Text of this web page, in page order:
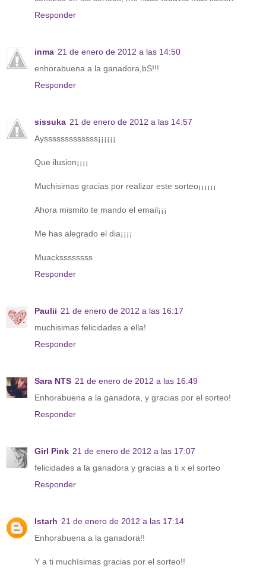
Responder
inma 21 de enero de 2012 a las 14:50
enhorabuena a la ganadora,bS!!!
Responder
sissuka 21 de enero de 2012 a las 14:57
Aysssssssssssss¡¡¡¡¡¡
Que ilusion¡¡¡¡
Muchisimas gracias por realizar este sorteo¡¡¡¡¡¡
Ahora mismito te mando el email¡¡¡
Me has alegrado el dia¡¡¡¡
Muackssssssss
Responder
Paulii 21 de enero de 2012 a las 16:17
muchisimas felicidades a ella!
Responder
Sara NTS 21 de enero de 2012 a las 16:49
Enhorabuena a la ganadora, y gracias por el sorteo!
Responder
Girl Pink 21 de enero de 2012 a las 17:07
felicidades a la ganadora y gracias a ti x el sorteo
Responder
Istarh 21 de enero de 2012 a las 17:14
Enhorabuena a la ganadora!!
Y a ti muchísimas gracias por el sorteo!!